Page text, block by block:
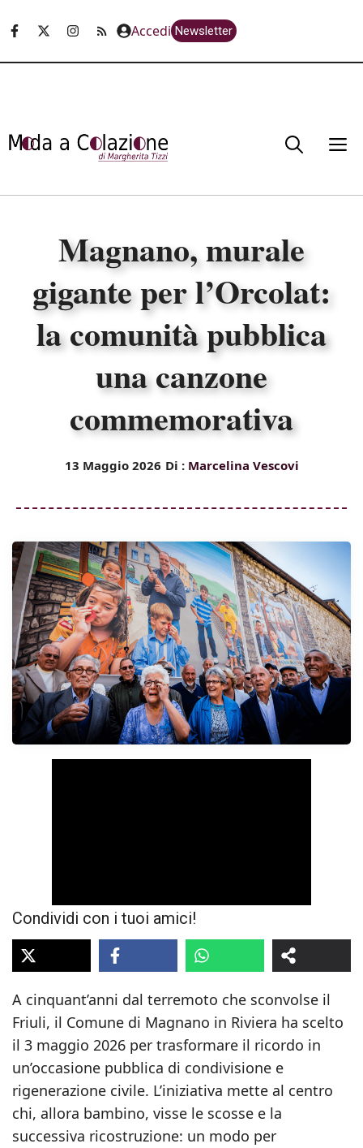
Accedi Newsletter
Magnano, murale
gigante per l’Orcolat:
la comunità pubblica
una canzone
commemorativa
13 Maggio 2026 Di : Marcelina Vescovi
Condividi con i tuoi amici!
A cinquant’anni dal terremoto che sconvolse il
Friuli, il Comune di Magnano in Riviera ha scelto
il 3 maggio 2026 per trasformare il ricordo in
un’occasione pubblica di condivisione e
rigenerazione civile. L’iniziativa mette al centro
chi, allora bambino, visse le scosse e la
successiva ricostruzione: un modo per